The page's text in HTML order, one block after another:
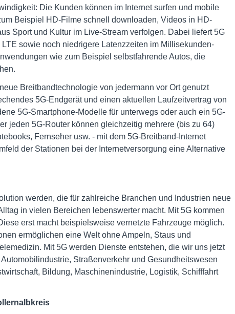
Die Kunden können im Internet surfen und mobile
Beispiel HD-Filme schnell downloaden, Videos in HD-
Sport und Kultur im Live-Stream verfolgen. Dabei liefert 5G
sowie noch niedrigere Latenzzeiten im Millisekunden-
wie zum Beispiel selbstfahrende Autos, die
Breitbandtechnologie von jedermann vor Ort genutzt
5G-Endgerät und einen aktuellen Laufzeitvertrag von
5G-Smartphone-Modelle für unterwegs oder auch ein 5G-
jeden 5G-Router können gleichzeitig mehrere (bis zu 64)
Fernseher usw. - mit dem 5G-Breitband-Internet
der Stationen bei der Internetversorgung eine Alternative
werden, die für zahlreiche Branchen und Industrien neue
in vielen Bereichen lebenswerter macht. Mit 5G kommen
erst macht beispielsweise vernetzte Fahrzeuge möglich.
ermöglichen eine Welt ohne Ampeln, Staus und
Mit 5G werden Dienste entstehen, die wir uns jetzt
Straßenverkehr und Gesundheitswesen
Bildung, Maschinenindustrie, Logistik, Schifffahrt